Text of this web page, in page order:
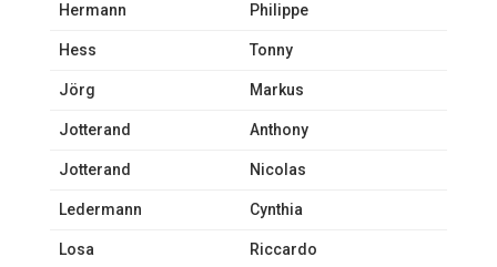
Hermann Philippe
Hess Tonny
Jörg Markus
Jotterand Anthony
Jotterand Nicolas
Ledermann Cynthia
Losa Riccardo